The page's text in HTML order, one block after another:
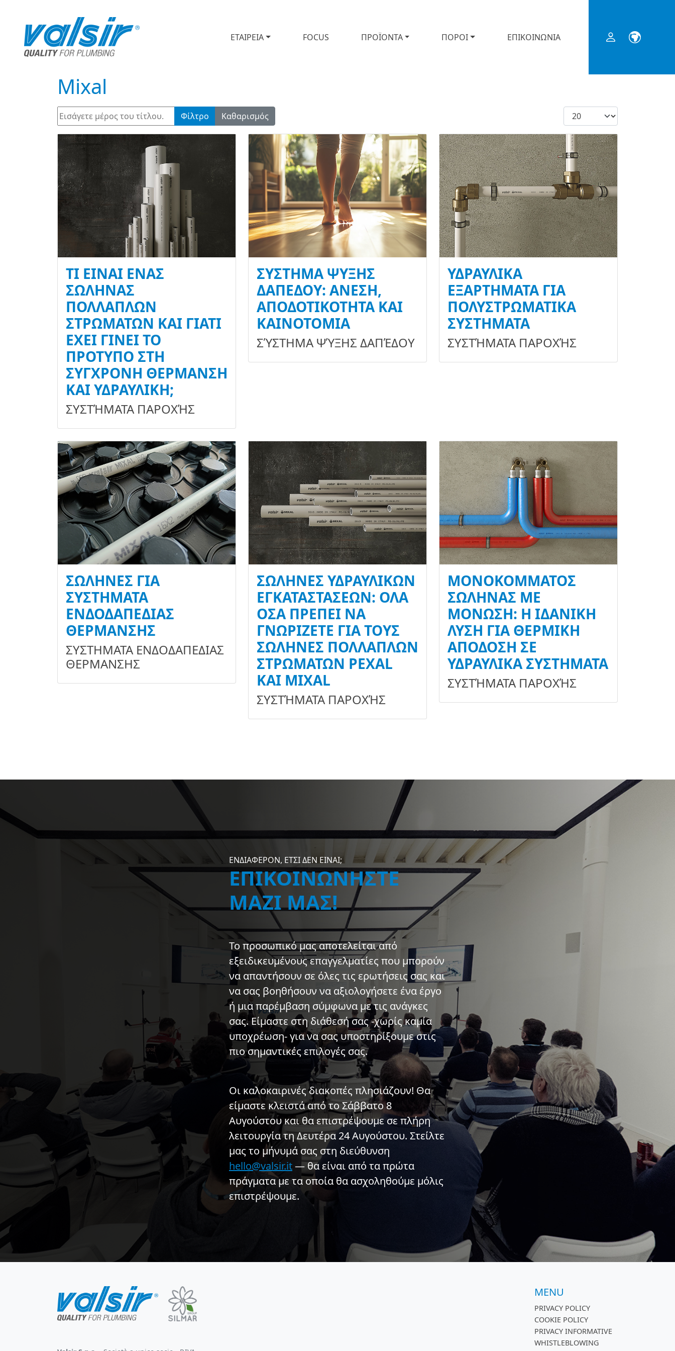
ΕΤΑΙΡΕΙΑ FOCUS ΠΡΟΪΟΝΤΑ ΠΟΡΟΙ ΕΠΙΚΟΙΝΩΝΙΑ
Mixal
Εισάγετε μέρος του τίτλου. Φίλτρο Καθαρισμός Εμφάνιση #
ΤΙ ΕΊΝΑΙ ΈΝΑΣ
ΣΩΛΉΝΑΣ
ΠΟΛΛΑΠΛΏΝ
ΣΤΡΩΜΆΤΩΝ ΚΑΙ ΓΙΑΤΊ
ΈΧΕΙ ΓΊΝΕΙ ΤΟ
ΠΡΌΤΥΠΟ ΣΤΗ
ΣΎΓΧΡΟΝΗ ΘΈΡΜΑΝΣΗ
ΚΑΙ ΥΔΡΑΥΛΙΚΉ;
ΣΥΣΤΉΜΑΤΑ ΠΑΡΟΧΉΣ
ΣΎΣΤΗΜΑ ΨΎΞΗΣ
ΔΑΠΈΔΟΥ: ΆΝΕΣΗ,
ΑΠΟΔΟΤΙΚΌΤΗΤΑ ΚΑΙ
ΚΑΙΝΟΤΟΜΊΑ
ΣΎΣΤΗΜΑ ΨΎΞΗΣ ΔΑΠΈΔΟΥ
ΥΔΡΑΥΛΙΚΆ
ΕΞΑΡΤΉΜΑΤΑ ΓΙΑ
ΠΟΛΥΣΤΡΩΜΑΤΙΚΆ
ΣΥΣΤΉΜΑΤΑ
ΣΥΣΤΉΜΑΤΑ ΠΑΡΟΧΉΣ
ΣΩΛΉΝΕΣ ΓΙΑ
ΣΥΣΤΉΜΑΤΑ
ΕΝΔΟΔΑΠΈΔΙΑΣ
ΘΈΡΜΑΝΣΗΣ
ΣΥΣΤΗΜΑΤΑ ΕΝΔΟΔΑΠΕΔΙΑΣ
ΘΕΡΜΑΝΣΗΣ
ΣΩΛΉΝΕΣ ΥΔΡΑΥΛΙΚΏΝ
ΕΓΚΑΤΑΣΤΆΣΕΩΝ: ΌΛΑ
ΌΣΑ ΠΡΈΠΕΙ ΝΑ
ΓΝΩΡΊΖΕΤΕ ΓΙΑ ΤΟΥΣ
ΣΩΛΉΝΕΣ ΠΟΛΛΑΠΛΏΝ
ΣΤΡΩΜΆΤΩΝ PEXAL
ΚΑΙ MIXAL
ΣΥΣΤΉΜΑΤΑ ΠΑΡΟΧΉΣ
ΜΟΝΟΚΌΜΜΑΤΟΣ
ΣΩΛΉΝΑΣ ΜΕ
ΜΌΝΩΣΗ: Η ΙΔΑΝΙΚΉ
ΛΎΣΗ ΓΙΑ ΘΕΡΜΙΚΉ
ΑΠΌΔΟΣΗ ΣΕ
ΥΔΡΑΥΛΙΚΆ ΣΥΣΤΉΜΑΤΑ
ΣΥΣΤΉΜΑΤΑ ΠΑΡΟΧΉΣ
ΕΝΔΙΑΦΕΡΟΝ, ΕΤΣΙ ΔΕΝ ΕΙΝΑΙ;
ΕΠΙΚΟΙΝΩΝΗΣΤΕ
ΜΑΖΙ ΜΑΣ!
Το προσωπικό μας αποτελείται από
εξειδικευμένους επαγγελματίες που μπορούν
να απαντήσουν σε όλες τις ερωτήσεις σας και
να σας βοηθήσουν να αξιολογήσετε ένα έργο
ή μια παρέμβαση σύμφωνα με τις ανάγκες
σας. Είμαστε στη διάθεσή σας -χωρίς καμία
υποχρέωση- για να σας υποστηρίξουμε στις
πιο σημαντικές επιλογές σας.
Οι καλοκαιρινές διακοπές πλησιάζουν! Θα
είμαστε κλειστά από το Σάββατο 8
Αυγούστου και θα επιστρέψουμε σε πλήρη
λειτουργία τη Δευτέρα 24 Αυγούστου. Στείλτε
μας το μήνυμά σας στη διεύθυνση
hello@valsir.it— θα είναι από τα πρώτα
πράγματα με τα οποία θα ασχοληθούμε μόλις
επιστρέψουμε.
MENU
PRIVACY POLICY
COOKIE POLICY
PRIVACY INFORMATIVE
WHISTLEBLOWING